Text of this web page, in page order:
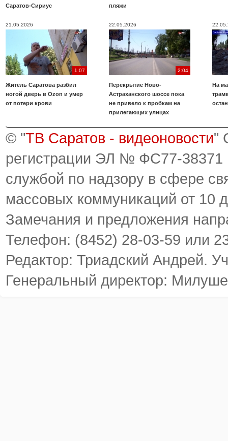
Саратов-Сириус
пляжи
21.05.2026
1:07
Житель Саратова разбил
ногой дверь в Ozon и умер
от потери крови
22.05.2026
2:04
Перекрытие Ново-
Астраханского шоссе пока
не привело к пробкам на
прилегающих улицах
На
© "ТВ Саратов - видеоновости"
регистрации ЭЛ № ФС77-38371
службой по надзору в сфере
массовых коммуникаций от 10
Замечания и предложения
Телефон: (8452) 28-03-59 или
Редактор: Триадский Андрей.
Генеральный директор: